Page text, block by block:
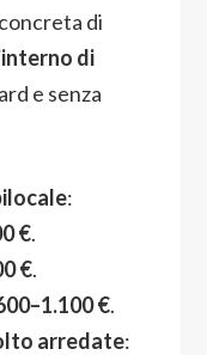
di
di
e senza
:
€.
€.
€.
arredate: